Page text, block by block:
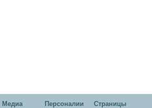
Медиа Персоналии Cтраницы